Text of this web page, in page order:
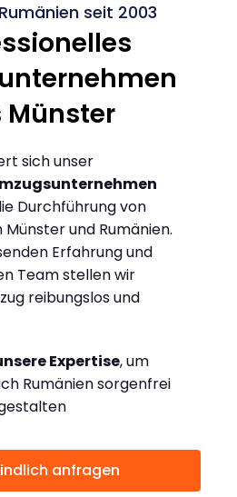
seit 2003
Münster
sich unser
Durchführung von
und Rumänien.
Erfahrung und
Team stellen wir
reibungslos und
Expertise, um
Rumänien sorgenfrei
anfragen